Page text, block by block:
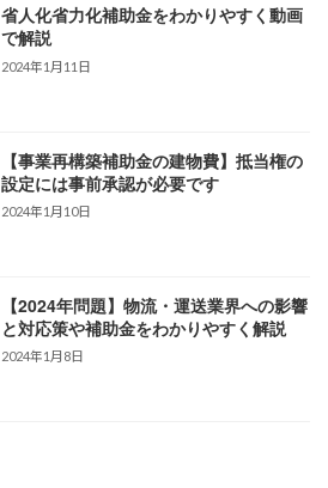
省人化省力化補助金をわかりやすく動画
で解説
2024年1月11日
【事業再構築補助金の建物費】抵当権の
設定には事前承認が必要です
2024年1月10日
【2024年問題】物流・運送業界への影響
と対応策や補助金をわかりやすく解説
2024年1月8日